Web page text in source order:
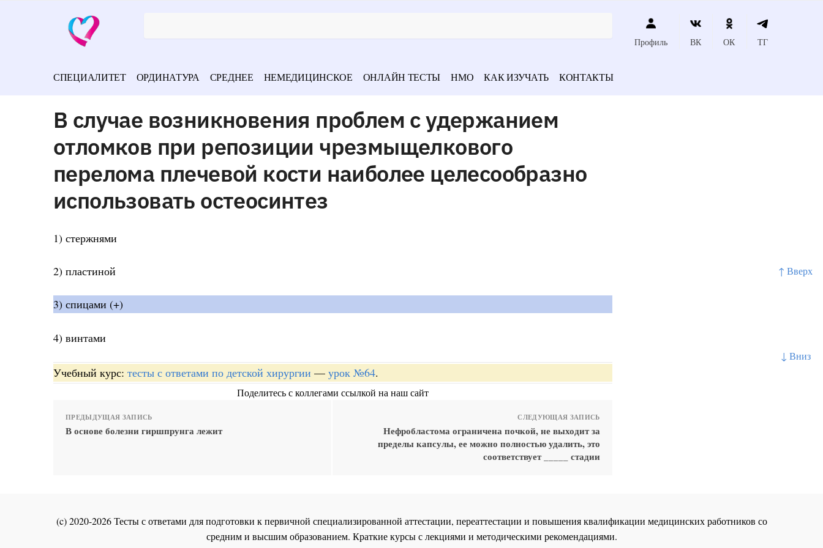
↑ Вверх
↓ Вниз
Профиль ВК ОК ТГ
СПЕЦИАЛИТЕТ ОРДИНАТУРА СРЕДНЕЕ НЕМЕДИЦИНСКОЕ ОНЛАЙН ТЕСТЫ НМО КАК ИЗУЧАТЬ КОНТАКТЫ
В случае возникновения проблем с удержанием
отломков при репозиции чрезмыщелкового
перелома плечевой кости наиболее целесообразно
использовать остеосинтез
1) стержнями
2) пластиной
3) спицами (+)
4) винтами
Учебный курс: тесты с ответами по детской хирургии — урок №64.
Поделитесь с коллегами ссылкой на наш сайт
ПРЕДЫДУЩАЯ ЗАПИСЬ
В основе болезни гиршпрунга лежит
СЛЕДУЮЩАЯ ЗАПИСЬ
Нефробластома ограничена почкой, не выходит за
пределы капсулы, ее можно полностью удалить, это
соответствует _____ стадии
(c) 2020-2026 Тесты с ответами для подготовки к первичной специализированной аттестации, переаттестации и повышения квалификации медицинских работников со
средним и высшим образованием. Краткие курсы с лекциями и методическими рекомендациями.